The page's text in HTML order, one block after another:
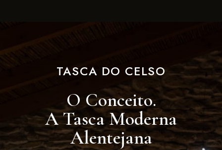
TASCA DO CELSO
O Conceito.
A Tasca Moderna
Alentejana